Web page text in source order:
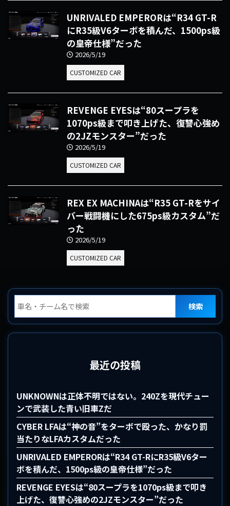
UNRIVALED EMPERORは“R34 GT-R
にR35級V6ターボを積んだ、1500ps級
の皇帝仕様”だった
2026/5/19
CUSTOMIZED CAR
REVENGE EYESは“80スープラを
1070ps級まで叩き上げた、復讐心強め
の2JZモンスター”だった
2026/5/19
CUSTOMIZED CAR
REX EX MACHINAは“R35 GT-Rをサイ
バー戦闘機にした675ps級カスタム”だ
った
2026/5/19
CUSTOMIZED CAR
検索
最近の投稿
UNKNOWNは正体不明ではない。240Zを現代チュー
ンで武装した青い旧車Zだ
CYBER LFAは“神の音”をターボで殴った、かなり罰
当たりなLFAカスタムだった
UNRIVALED EMPERORは“R34 GT-RにR35級V6ター
ボを積んだ、1500ps級の皇帝仕様”だった
REVENGE EYESは“80スープラを1070ps級まで叩き
上げた、復讐心強めの2JZモンスター”だった